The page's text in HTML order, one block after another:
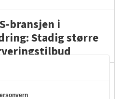
bransjen i
Stadig større